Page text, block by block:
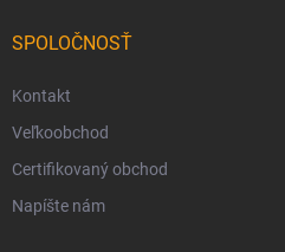
SPOLOČNOSŤ
Kontakt
Veľkoobchod
Certifikovaný obchod
Napíšte nám